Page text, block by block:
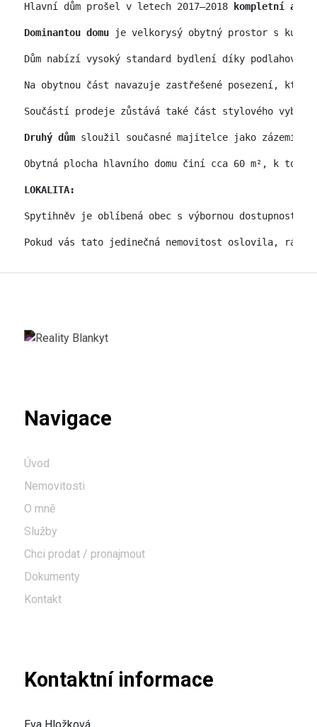
Hlavní dům prošel v letech 2017–2018 kompletní a
Dominantou domu je velkorysý obytný prostor s
Dům nabízí vysoký standard bydlení díky
Na obytnou část navazuje zastřešené posezení,
Součástí prodeje zůstává také část stylového
Druhý dům sloužil současné majitelce jako zázemí
Obytná plocha hlavního domu činí cca 60 m², k
LOKALITA:
Spytihněv je oblíbená obec s výbornou
Pokud vás tato jedinečná nemovitost oslovila,
Navigace
Úvod
Nemovitosti
O mně
Služby
Chci prodat / pronajmout
Dokumenty
Kontakt
Kontaktní informace